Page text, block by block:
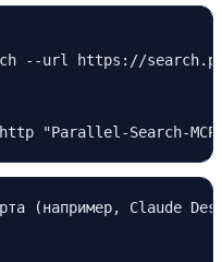
--url https://
"Parallel-Search-
(например, Claude